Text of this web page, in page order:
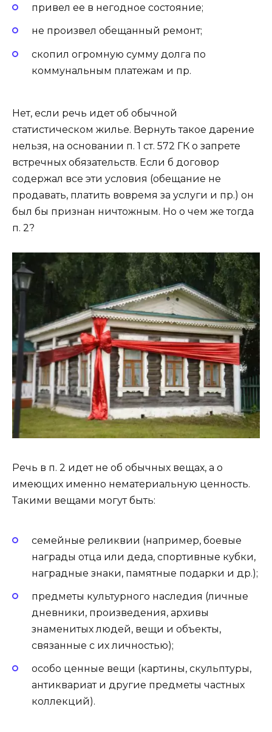
привел ее в негодное состояние;
не произвел обещанный ремонт;
скопил огромную сумму долга по
коммунальным платежам и пр.
Нет, если речь идет об обычной
статистическом жилье. Вернуть такое дарение
нельзя, на основании п. 1 ст. 572 ГК о запрете
встречных обязательств. Если б договор
содержал все эти условия (обещание не
продавать, платить вовремя за услуги и пр.) он
был бы признан ничтожным. Но о чем же тогда
п. 2?
Речь в п. 2 идет не об обычных вещах, а о
имеющих именно нематериальную ценность.
Такими вещами могут быть:
семейные реликвии (например, боевые
награды отца или деда, спортивные кубки,
наградные знаки, памятные подарки и др.);
предметы культурного наследия (личные
дневники, произведения, архивы
знаменитых людей, вещи и объекты,
связанные с их личностью);
особо ценные вещи (картины, скульптуры,
антиквариат и другие предметы частных
коллекций).